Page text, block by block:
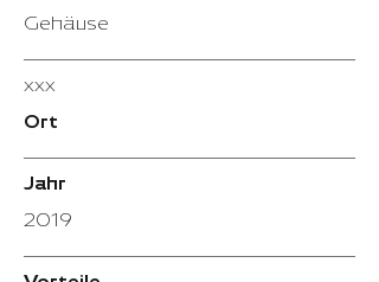
Gehäuse
xxx
Ort
Jahr
2019